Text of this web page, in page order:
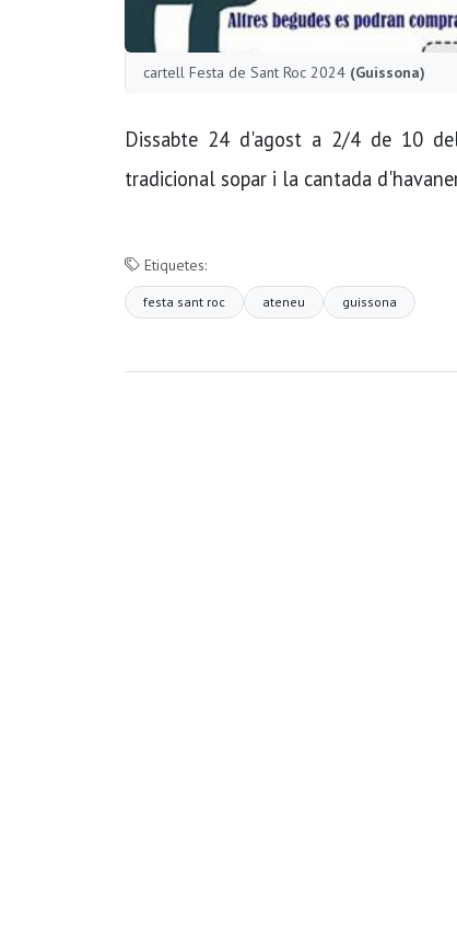
cartell Festa de Sant Roc 2024 (Guissona)
Dissabte 24 d'agost a 2/4 de 10
tradicional sopar i la cantada
Etiquetes:
festa sant roc ateneu guissona